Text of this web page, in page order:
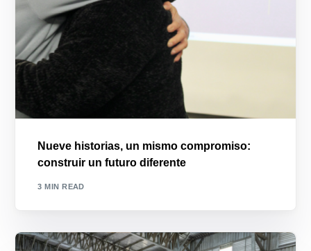
Nueve historias, un mismo compromiso:
construir un futuro diferente
3 MIN READ